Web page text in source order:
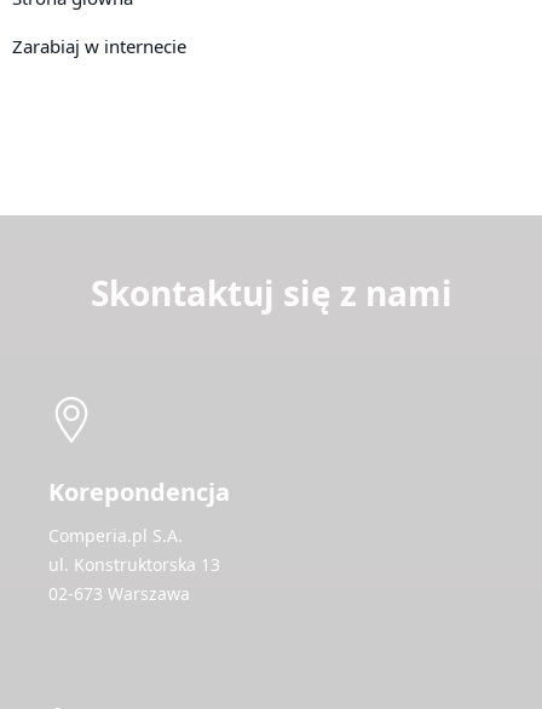
Zarabiaj w internecie
Skontaktuj się z nami
Korepondencja
Comperia.pl S.A.
ul. Konstruktorska 13
02-673 Warszawa